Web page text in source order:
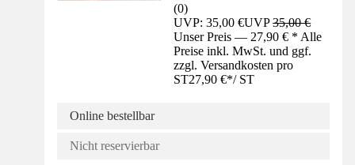
(0)
UVP: 35,00 €UVP35,00 €
Unser Preis — 27,90 € * Alle
Preise inkl. MwSt. und ggf.
zzgl. Versandkosten pro
ST27,90 €*/ ST
Online bestellbar
Nicht reservierbar